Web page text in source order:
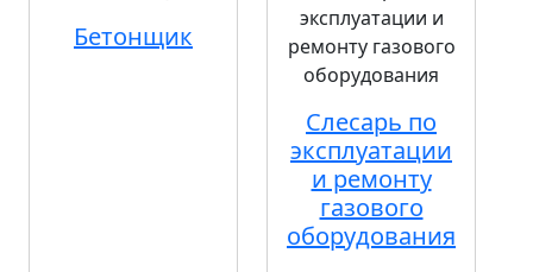
Бетонщик
Слесарь по
эксплуатации
и ремонту
газового
оборудования